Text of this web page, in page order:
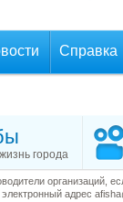
Справка
города
организаций,
адрес